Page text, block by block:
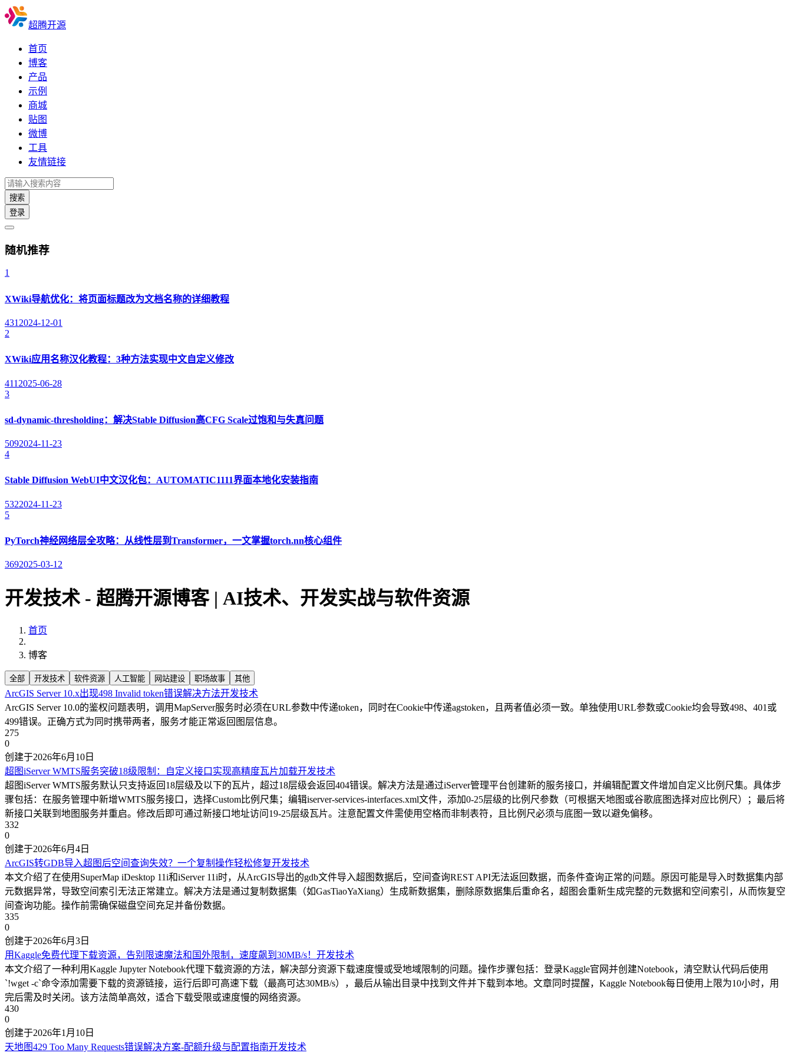
超腾开源
首页
博客
产品
示例
商城
贴图
微博
工具
友情链接
搜索
登录
随机推荐
1
XWiki导航优化：将页面标题改为文档名称的详细教程
431 2024-12-01
2
XWiki应用名称汉化教程：3种方法实现中文自定义修改
411 2025-06-28
3
sd-dynamic-thresholding：解决Stable Diffusion高CFG Scale过饱和与失真问题
5092024-11-23
4
Stable Diffusion WebUI中文汉化包：AUTOMATIC1111界面本地化安装指南
5322024-11-23
5
PyTorch神经网络层全攻略：从线性层到Transformer，一文掌握torch.nn核心组件
3692025-03-12
开发技术 - 超腾开源博客 | AI技术、开发实战与软件资源
首页
博客
全部 开发技术 软件资源 人工智能 网站建设 职场故事 其他
ArcGIS Server 10.x出现498 Invalid token错误解决方法开发技术
ArcGIS Server 10.0的鉴权问题表明，调用MapServer服务时必须在URL参数中传递token，同时在Cookie中传递agstoken，且两者值必须一致。单独使用URL参数或Cookie均会导致498、401或
499错误。正确方式为同时携带两者，服务才能正常返回图层信息。
275
0
创建于2026年6月10日
超图iServer WMTS服务突破18级限制：自定义接口实现高精度瓦片加载开发技术
超图iServer WMTS服务默认只支持返回18层级及以下的瓦片，超过18层级会返回404错误。解决方法是通过iServer管理平台创建新的服务接口，并编辑配置文件增加自定义比例尺集。具体步
骤包括：在服务管理中新增WMTS服务接口，选择Custom比例尺集；编辑iserver-services-interfaces.xml文件，添加0-25层级的比例尺参数（可根据天地图或谷歌底图选择对应比例尺）；最后将
新接口关联到地图服务并重启。修改后即可通过新接口地址访问19-25层级瓦片。注意配置文件需使用空格而非制表符，且比例尺必须与底图一致以避免偏移。
332
0
创建于2026年6月4日
ArcGIS转GDB导入超图后空间查询失效？一个复制操作轻松修复开发技术
本文介绍了在使用SuperMap iDesktop 11i和iServer 11i时，从ArcGIS导出的gdb文件导入超图数据后，空间查询REST API无法返回数据，而条件查询正常的问题。原因可能是导入时数据集内部
元数据异常，导致空间索引无法正常建立。解决方法是通过复制数据集（如GasTiaoYaXiang）生成新数据集，删除原数据集后重命名，超图会重新生成完整的元数据和空间索引，从而恢复空
间查询功能。操作前需确保磁盘空间充足并备份数据。
335
0
创建于2026年6月3日
用Kaggle免费代理下载资源，告别限速魔法和国外限制，速度飙到30MB/s！ 开发技术
本文介绍了一种利用Kaggle Jupyter Notebook代理下载资源的方法，解决部分资源下载速度慢或受地域限制的问题。操作步骤包括：登录Kaggle官网并创建Notebook，清空默认代码后使用
`!wget -c`命令添加需要下载的资源链接，运行后即可高速下载（最高可达30MB/s），最后从输出目录中找到文件并下载到本地。文章同时提醒，Kaggle Notebook每日使用上限为10小时，用
完后需及时关闭。该方法简单高效，适合下载受限或速度慢的网络资源。
430
0
创建于2026年1月10日
天地图429 Too Many Requests错误解决方案-配额升级与配置指南开发技术